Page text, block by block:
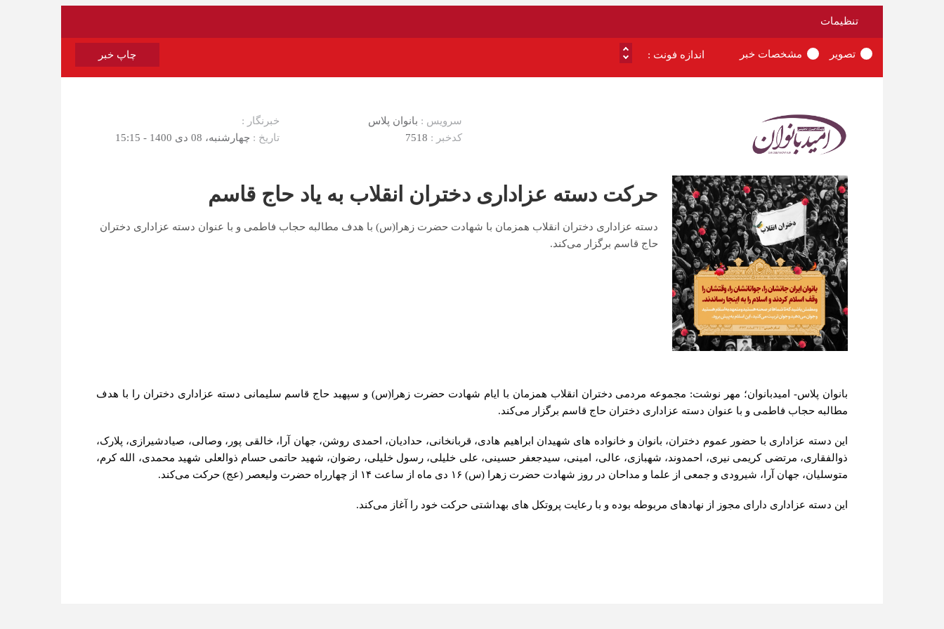
تنظیمات
تصویر مشخصات خبر اندازه فونت : چاپ خبر
سرویس : بانوان پلاس
خبرنگار :
کدخبر : 7518 تاریخ : چهارشنبه، 08 دی 1400 - 15:15
حرکت دسته عزاداری دختران انقلاب به یاد حاج قاسم
دسته عزاداری دختران انقلاب همزمان با شهادت حضرت زهرا(س) با هدف مطالبه حجاب فاطمی و با عنوان دسته عزاداری دختران
حاج قاسم برگزار می‌کند.
بانوان پلاس- امیدبانوان؛ مهر نوشت: مجموعه مردمی دختران انقلاب همزمان با ایام شهادت حضرت زهرا(س) و سپهبد حاج قاسم سلیمانی دسته عزاداری دختران را با هدف
مطالبه حجاب فاطمی و با عنوان دسته عزاداری دختران حاج قاسم برگزار می‌کند.
این دسته عزاداری با حضور عموم دختران، بانوان و خانواده های شهیدان ابراهیم هادی، قربانخانی، حدادیان، احمدی روشن، جهان آرا، خالقی پور، وصالی، صیادشیرازی، پلارک،
ذوالفقاری، مرتضی کریمی نیری، احمدوند، شهبازی، عالی، امینی، سیدجعفر حسینی، علی خلیلی، رسول خلیلی، رضوان، شهید حاتمی حسام ذوالعلی شهید محمدی، الله کرم،
متوسلیان، جهان آرا، شیرودی و جمعی از علما و مداحان در روز شهادت حضرت زهرا (س) ۱۶ دی ماه از ساعت ۱۴ از چهارراه حضرت ولیعصر (عج) حرکت می‌کند.
این دسته عزاداری دارای مجوز از نهادهای مربوطه بوده و با رعایت پروتکل های بهداشتی حرکت خود را آغاز می‌کند.